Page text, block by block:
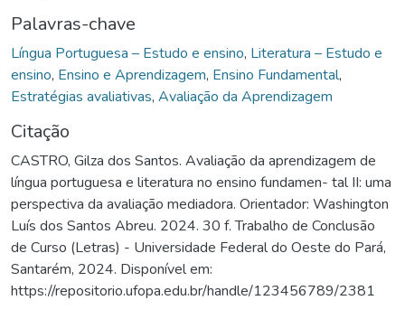
Palavras-chave
Língua Portuguesa – Estudo e ensino, Literatura – Estudo e
ensino, Ensino e Aprendizagem, Ensino Fundamental,
Estratégias avaliativas, Avaliação da Aprendizagem
Citação
CASTRO, Gilza dos Santos. Avaliação da aprendizagem de
língua portuguesa e literatura no ensino fundamen- tal II: uma
perspectiva da avaliação mediadora. Orientador: Washington
Luís dos Santos Abreu. 2024. 30 f. Trabalho de Conclusão
de Curso (Letras) - Universidade Federal do Oeste do Pará,
Santarém, 2024. Disponível em:
https://repositorio.ufopa.edu.br/handle/123456789/2381